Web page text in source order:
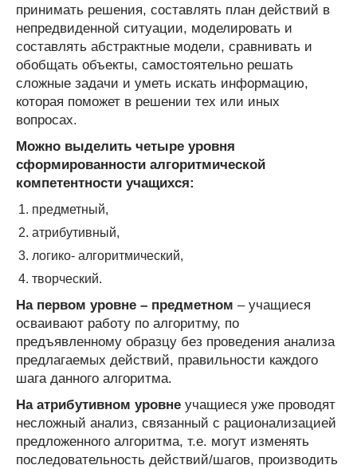
принимать решения, составлять план действий в
непредвиденной ситуации, моделировать и
составлять абстрактные модели, сравнивать и
обобщать объекты, самостоятельно решать
сложные задачи и уметь искать информацию,
которая поможет в решении тех или иных
вопросах.
Можно выделить четыре уровня
сформированности алгоритмической
компетентности учащихся:
предметный,
атрибутивный,
логико- алгоритмический,
творческий.
На первом уровне – предметном – учащиеся
осваивают работу по алгоритму, по
предъявленному образцу без проведения анализа
предлагаемых действий, правильности каждого
шага данного алгоритма.
На атрибутивном уровне учащиеся уже проводят
несложный анализ, связанный с рационализацией
предложенного алгоритма, т.е. могут изменять
последовательность действий/шагов, производить